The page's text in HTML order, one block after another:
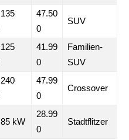
47.50
0
SUV
41.99
0
Familien-
SUV
47.99
0
Crossover
kW
28.99
0
Stadtflitzer